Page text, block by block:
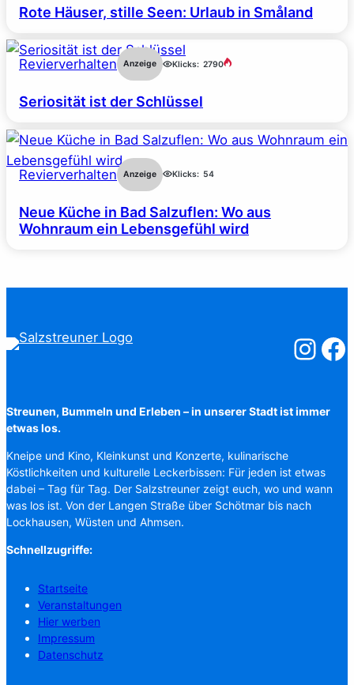
Rote Häuser, stille Seen: Urlaub in Småland
Revierverhalten Anzeige Klicks: 2790
Seriosität ist der Schlüssel
Revierverhalten Anzeige Klicks: 54
Neue Küche in Bad Salzuflen: Wo aus
Wohnraum ein Lebensgefühl wird
Streunen, Bummeln und Erleben – in unserer Stadt ist immer
etwas los.
Kneipe und Kino, Kleinkunst und Konzerte, kulinarische
Köstlichkeiten und kulturelle Leckerbissen: Für jeden ist etwas
dabei – Tag für Tag. Der Salzstreuner zeigt euch, wo und wann
was los ist. Von der Langen Straße über Schötmar bis nach
Lockhausen, Wüsten und Ahmsen.
Schnellzugriffe:
Startseite
Veranstaltungen
Hier werben
Impressum
Datenschutz